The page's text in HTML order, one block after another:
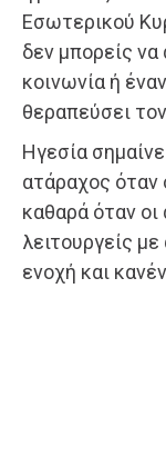
Εσωτερικού
δεν μπορείς να
κοινωνία ή
θεραπεύσει
Ηγεσία
ατάραχος όταν
καθαρά όταν
λειτουργείς
ενοχή και